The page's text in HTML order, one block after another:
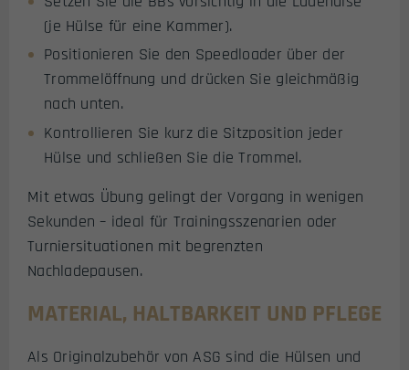
(je Hülse für eine Kammer).
Positionieren Sie den Speedloader über der
Trommelöffnung und drücken Sie gleichmäßig
nach unten.
Kontrollieren Sie kurz die Sitzposition jeder
Hülse und schließen Sie die Trommel.
Mit etwas Übung gelingt der Vorgang in wenigen
Sekunden – ideal für Trainingsszenarien oder
Turniersituationen mit begrenzten
Nachladepausen.
MATERIAL, HALTBARKEIT UND PFLEGE
Als Originalzubehör von ASG sind die Hülsen und